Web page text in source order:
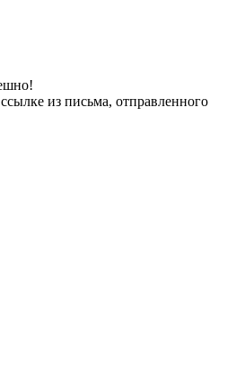
из письма, отправленного